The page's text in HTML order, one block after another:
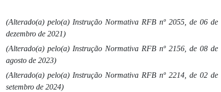
(Alterado(a) pelo(a) Instrução Normativa RFB nº 2055, de 06 de
dezembro de 2021)
(Alterado(a) pelo(a) Instrução Normativa RFB nº 2156, de 08 de
agosto de 2023)
(Alterado(a) pelo(a) Instrução Normativa RFB nº 2214, de 02 de
setembro de 2024)